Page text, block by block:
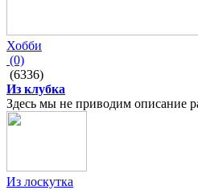
Хобби
(0)
(6336)
Из клубка
Здесь мы не приводим описание
Из лоскутка